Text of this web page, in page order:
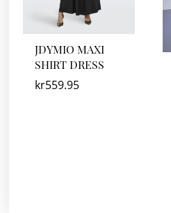
JDYMIO MAXI
SHIRT DRESS
kr559.95